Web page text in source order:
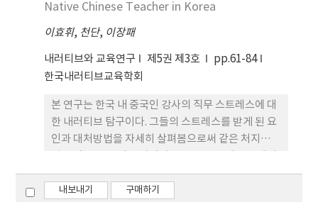
등학교, 내러티브, 교사였고 중국의 경우 내러티브,
0.341(SD=0.474)였고 중국의 경우
0.278(SD=0.448)이었으며, 중심성은 세 가지 모두
에서 한국의 경우 내러티브, 초등학교, 교사의 순으로
사 순이었다. CONCOR 분석결과, 한국은 예비교사,
과학과, 설계, 창의성, 체육과, 실행 경험, 교육과정
운영 등이 다른 연구 군집과 고립되어 있었고, 중국은
초등학생, 수업 관리 등이 고립되어 있었다. 연구결과
를 바탕으로 양국의 내러티브 연구를 논의하고, 연구
Native Chinese Teacher in Korea
이효휘, 천단, 이장패
내러티브와 교육연구 제5권 제3호
pp.61-84
한국내러티브교육학회
본 연구는 한국 내 중국인 강사의 직무 스트레스에 대
한 내러티브 탐구이다. 그들의 스트레스를 받게 된 요
인과 대처방법을 자세히 살펴봄으로써 같은 처지에
하고자 한다. 연구목적을 달성하기 위해 한국에 서 2
년 이상 강사경험이 있어 직무 스트레스를 겪고 있는
내보내기 구매하기